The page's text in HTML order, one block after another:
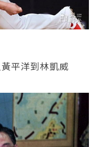
平洋到林凱威